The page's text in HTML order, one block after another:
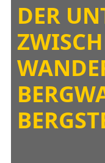
DER